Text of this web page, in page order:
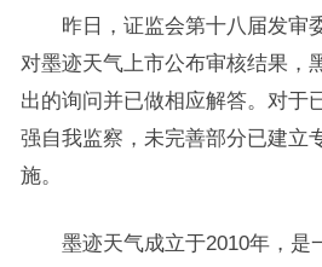
昨日，证监会第十八届发审委
对墨迹天气上市公布审核结果，
出的询问并已做相应解答。对于
强自我监察，未完善部分已建立
施。
墨迹天气成立于2010年，是